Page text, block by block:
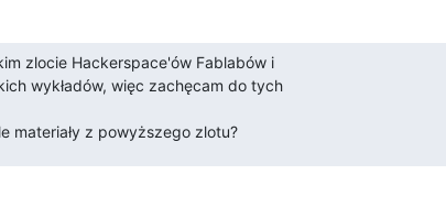
zlocie Hackerspace'ów Fablabów i
wykładów, więc zachęcam do tych
materiały z powyższego zlotu?